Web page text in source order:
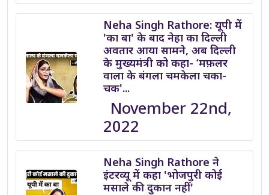
Neha Singh Rathore: यूपी में
'का बा' के बाद नेहा का दिल्ली
अवतार आया सामने, अब दिल्ली
के मुख्यमंत्री को कहा- ‘मफ़लर
वाला के बंगला चमकेला चका-
चक'...
November 22nd,
2022
Neha Singh Rathore ने
इंटरव्यू में कहा 'भोजपुरी कोई
मसाले की दुकान नहीं'